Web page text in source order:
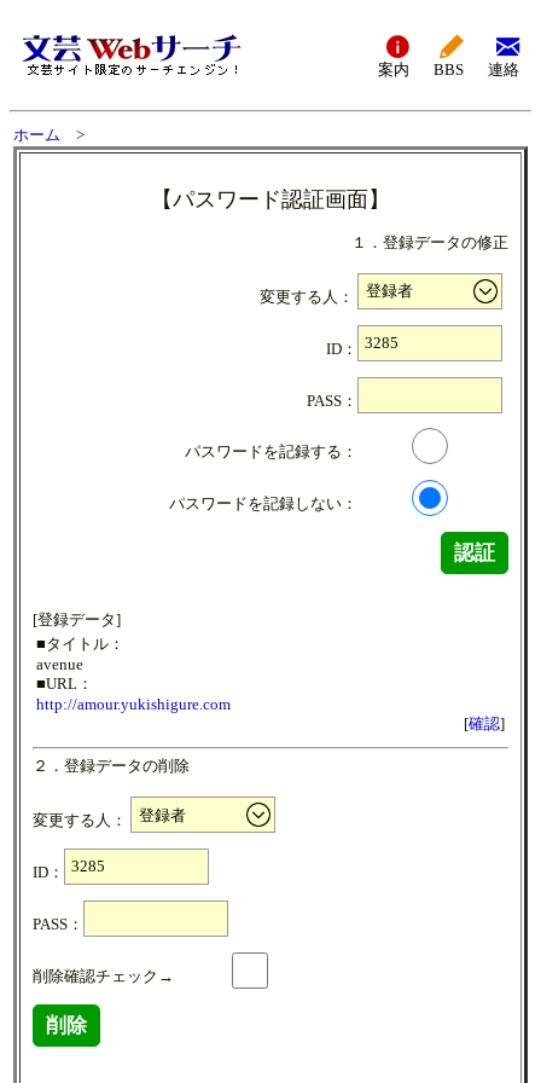
案内 BBS 連絡
ホーム >
【パスワード認証画面】
１．登録データの修正
変更する人：
ID：
PASS：
パスワードを記録する：
パスワードを記録しない：
認証
[登録データ]
■タイトル：
avenue
■URL：
http://amour.yukishigure.com
[確認]
２．登録データの削除
変更する人：
ID：
PASS：
削除確認チェック→
削除